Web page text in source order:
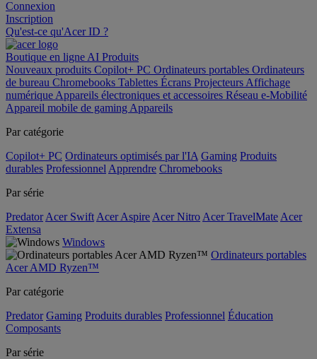
Connexion
Inscription
Qu'est-ce qu'Acer ID ?
Boutique en ligne AI Produits
Nouveaux produits Copilot+ PC Ordinateurs portables Ordinateurs
de bureau Chromebooks Tablettes Écrans Projecteurs Affichage
numérique Appareils électroniques et accessoires Réseau e-Mobilité
Appareil mobile de gaming Appareils
Par catégorie
Copilot+ PC Ordinateurs optimisés par l'IA Gaming Produits
durables Professionnel Apprendre Chromebooks
Par série
Predator Acer Swift Acer Aspire Acer Nitro Acer TravelMate Acer
Extensa
Windows
Ordinateurs portables
Acer AMD Ryzen™
Par catégorie
Predator Gaming Produits durables Professionnel Éducation
Composants
Par série